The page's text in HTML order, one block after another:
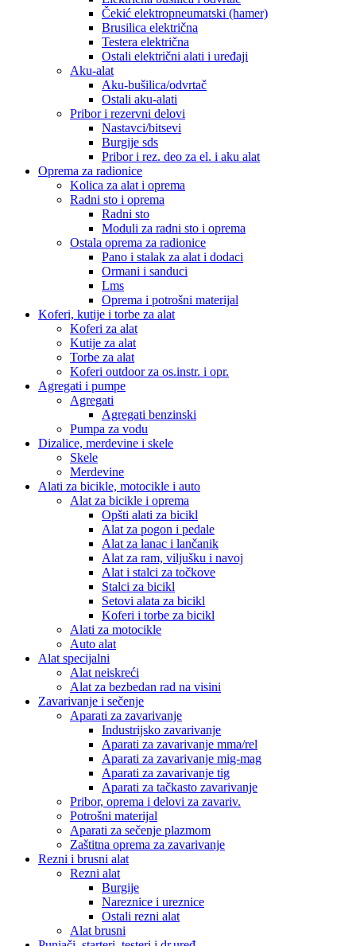
Čekić elektropneumatski (hamer)
Brusilica električna
Testera električna
Ostali električni alati i uređaji
Aku-alat
Aku-bušilica/odvrtač
Ostali aku-alati
Pribor i rezervni delovi
Nastavci/bitsevi
Burgije sds
Pribor i rez. deo za el. i aku alat
Oprema za radionice
Kolica za alat i oprema
Radni sto i oprema
Radni sto
Moduli za radni sto i oprema
Ostala oprema za radionice
Pano i stalak za alat i dodaci
Ormani i sanduci
Lms
Oprema i potrošni materijal
Koferi, kutije i torbe za alat
Koferi za alat
Kutije za alat
Torbe za alat
Koferi outdoor za os.instr. i opr.
Agregati i pumpe
Agregati
Agregati benzinski
Pumpa za vodu
Dizalice, merdevine i skele
Skele
Merdevine
Alati za bicikle, motocikle i auto
Alat za bicikle i oprema
Opšti alati za bicikl
Alat za pogon i pedale
Alat za lanac i lančanik
Alat za ram, viljušku i navoj
Alat i stalci za točkove
Stalci za bicikl
Setovi alata za bicikl
Koferi i torbe za bicikl
Alati za motocikle
Auto alat
Alat specijalni
Alat neiskreći
Alat za bezbedan rad na visini
Zavarivanje i sečenje
Aparati za zavarivanje
Industrijsko zavarivanje
Aparati za zavarivanje mma/rel
Aparati za zavarivanje mig-mag
Aparati za zavarivanje tig
Aparati za tačkasto zavarivanje
Pribor, oprema i delovi za zavariv.
Potrošni materijal
Aparati za sečenje plazmom
Zaštitna oprema za zavarivanje
Rezni i brusni alat
Rezni alat
Burgije
Nareznice i ureznice
Ostali rezni alat
Alat brusni